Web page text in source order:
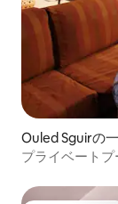
Ouled Sguirの
プライベート